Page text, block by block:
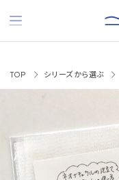
TOP シリーズから選ぶ